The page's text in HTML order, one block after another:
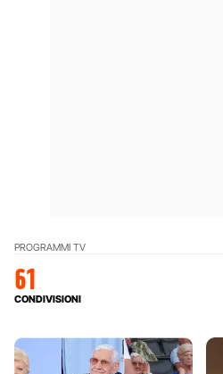
PROGRAMMI TV
61
CONDIVISIONI